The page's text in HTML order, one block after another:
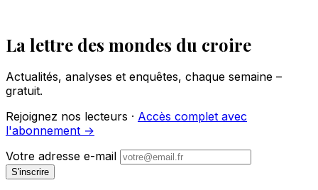
La lettre des mondes du croire
Actualités, analyses et enquêtes, chaque semaine –
gratuit.
Rejoignez nos lecteurs · Accès complet avec
l'abonnement →
Votre adresse e-mail
S'inscrire